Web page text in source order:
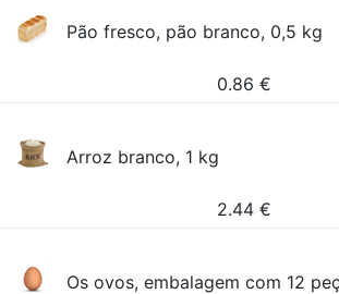
Pão fresco, pão branco, 0,5 kg
0.86 €
Arroz branco, 1 kg
2.44 €
Os ovos, embalagem com 12